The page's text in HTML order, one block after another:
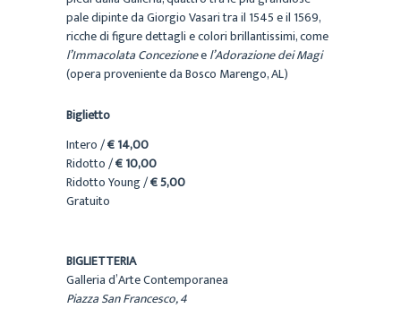
pale dipinte da Giorgio Vasari tra il 1545 e il 1569,
ricche di figure dettagli e colori brillantissimi, come
l’Immacolata Concezioneel’Adorazione dei Magi
(opera proveniente da Bosco Marengo, AL)
Biglietto
Intero /€ 14,00
Ridotto /€ 10,00
Ridotto Young /€ 5,00
Gratuito
BIGLIETTERIA
Galleria d’Arte Contemporanea
Piazza San Francesco, 4